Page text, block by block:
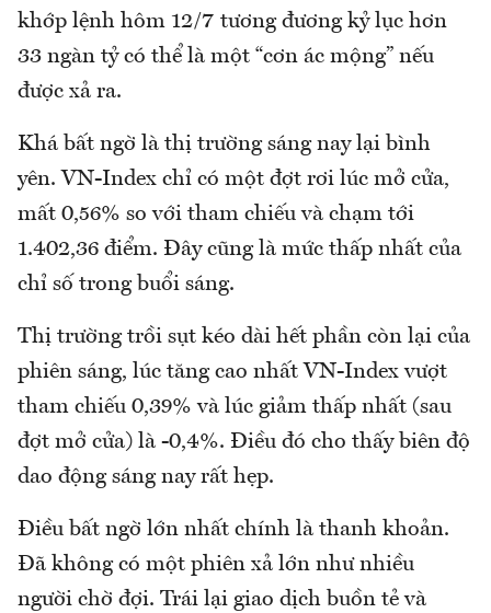
khớp lệnh hôm 12/7 tương đương kỷ lục hơn
33 ngàn tỷ có thể là một “cơn ác mộng” nếu
được xả ra.
Khá bất ngờ là thị trường sáng nay lại bình
yên. VN-Index chỉ có một đợt rơi lúc mở cửa,
mất 0,56% so với tham chiếu và chạm tới
1.402,36 điểm. Đây cũng là mức thấp nhất của
chỉ số trong buổi sáng.
Thị trường trồi sụt kéo dài hết phần còn lại của
phiên sáng, lúc tăng cao nhất VN-Index vượt
tham chiếu 0,39% và lúc giảm thấp nhất (sau
đợt mở cửa) là -0,4%. Điều đó cho thấy biên độ
dao động sáng nay rất hẹp.
Điều bất ngờ lớn nhất chính là thanh khoản.
Đã không có một phiên xả lớn như nhiều
người chờ đợi. Trái lại giao dịch buồn tẻ và